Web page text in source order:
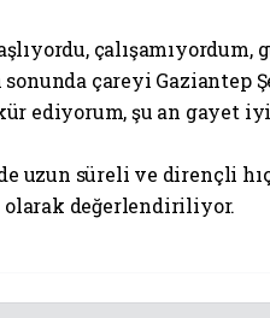
çareyi Gaziantep
ediyorum, şu an gayet
uzun süreli ve dirençli
olarak değerlendiriliyor.